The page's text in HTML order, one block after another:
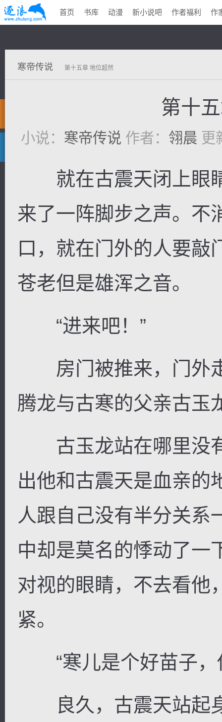
首页 书库 动漫 新小说吧 作者福利 作
寒帝传说 第十五章 地位超然
第十
小说： 寒帝传说 作者： 翎晨 更
就在古震天闭上眼
来了一阵脚步之声。不
口，就在门外的人要敲
苍老但是雄浑之音。
“进来吧！”
房门被推来，门外
腾龙与古寒的父亲古玉
古玉龙站在哪里没
出他和古震天是血亲的
人跟自己没有半分关系
中却是莫名的悸动了一
对视的眼睛，不去看他
紧。
“寒儿是个好苗子，
良久，古震天站起